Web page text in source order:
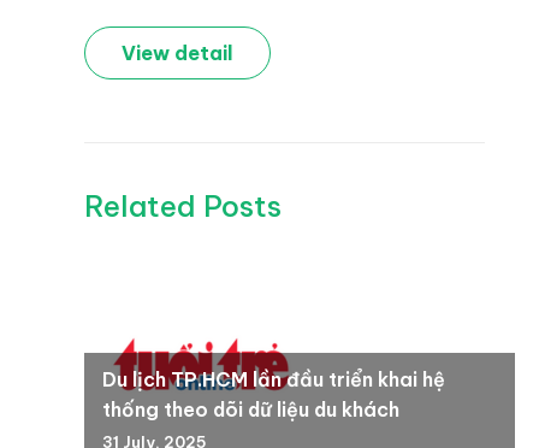
View detail
Related Posts
Du lịch TP.HCM lần đầu triển khai hệ
thống theo dõi dữ liệu du khách
31 July, 2025